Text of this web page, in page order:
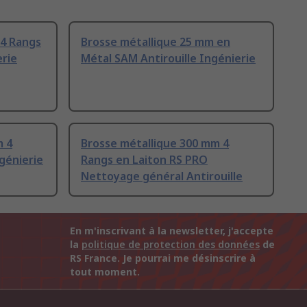
Rangs
Brosse métallique 25 mm en
Métal SAM Antirouille Ingénierie
4
Brosse métallique 300 mm 4
Rangs en Laiton RS PRO
Nettoyage général Antirouille
En m'inscrivant à la newsletter, j'accepte
la politique de protection des données de
RS France. Je pourrai me désinscrire à
tout moment.